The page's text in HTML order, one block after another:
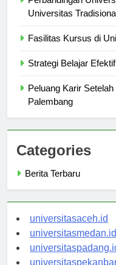
Perbandingan
Peluang Karir Setelah
Categories
universitasaceh.id
universitasmedan.id